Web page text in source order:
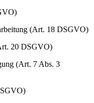
(Art. 18 DSGVO)
20 DSGVO)
(Art. 7 Abs. 3